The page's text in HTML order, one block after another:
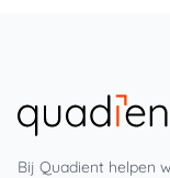
Bij Quadient helpen